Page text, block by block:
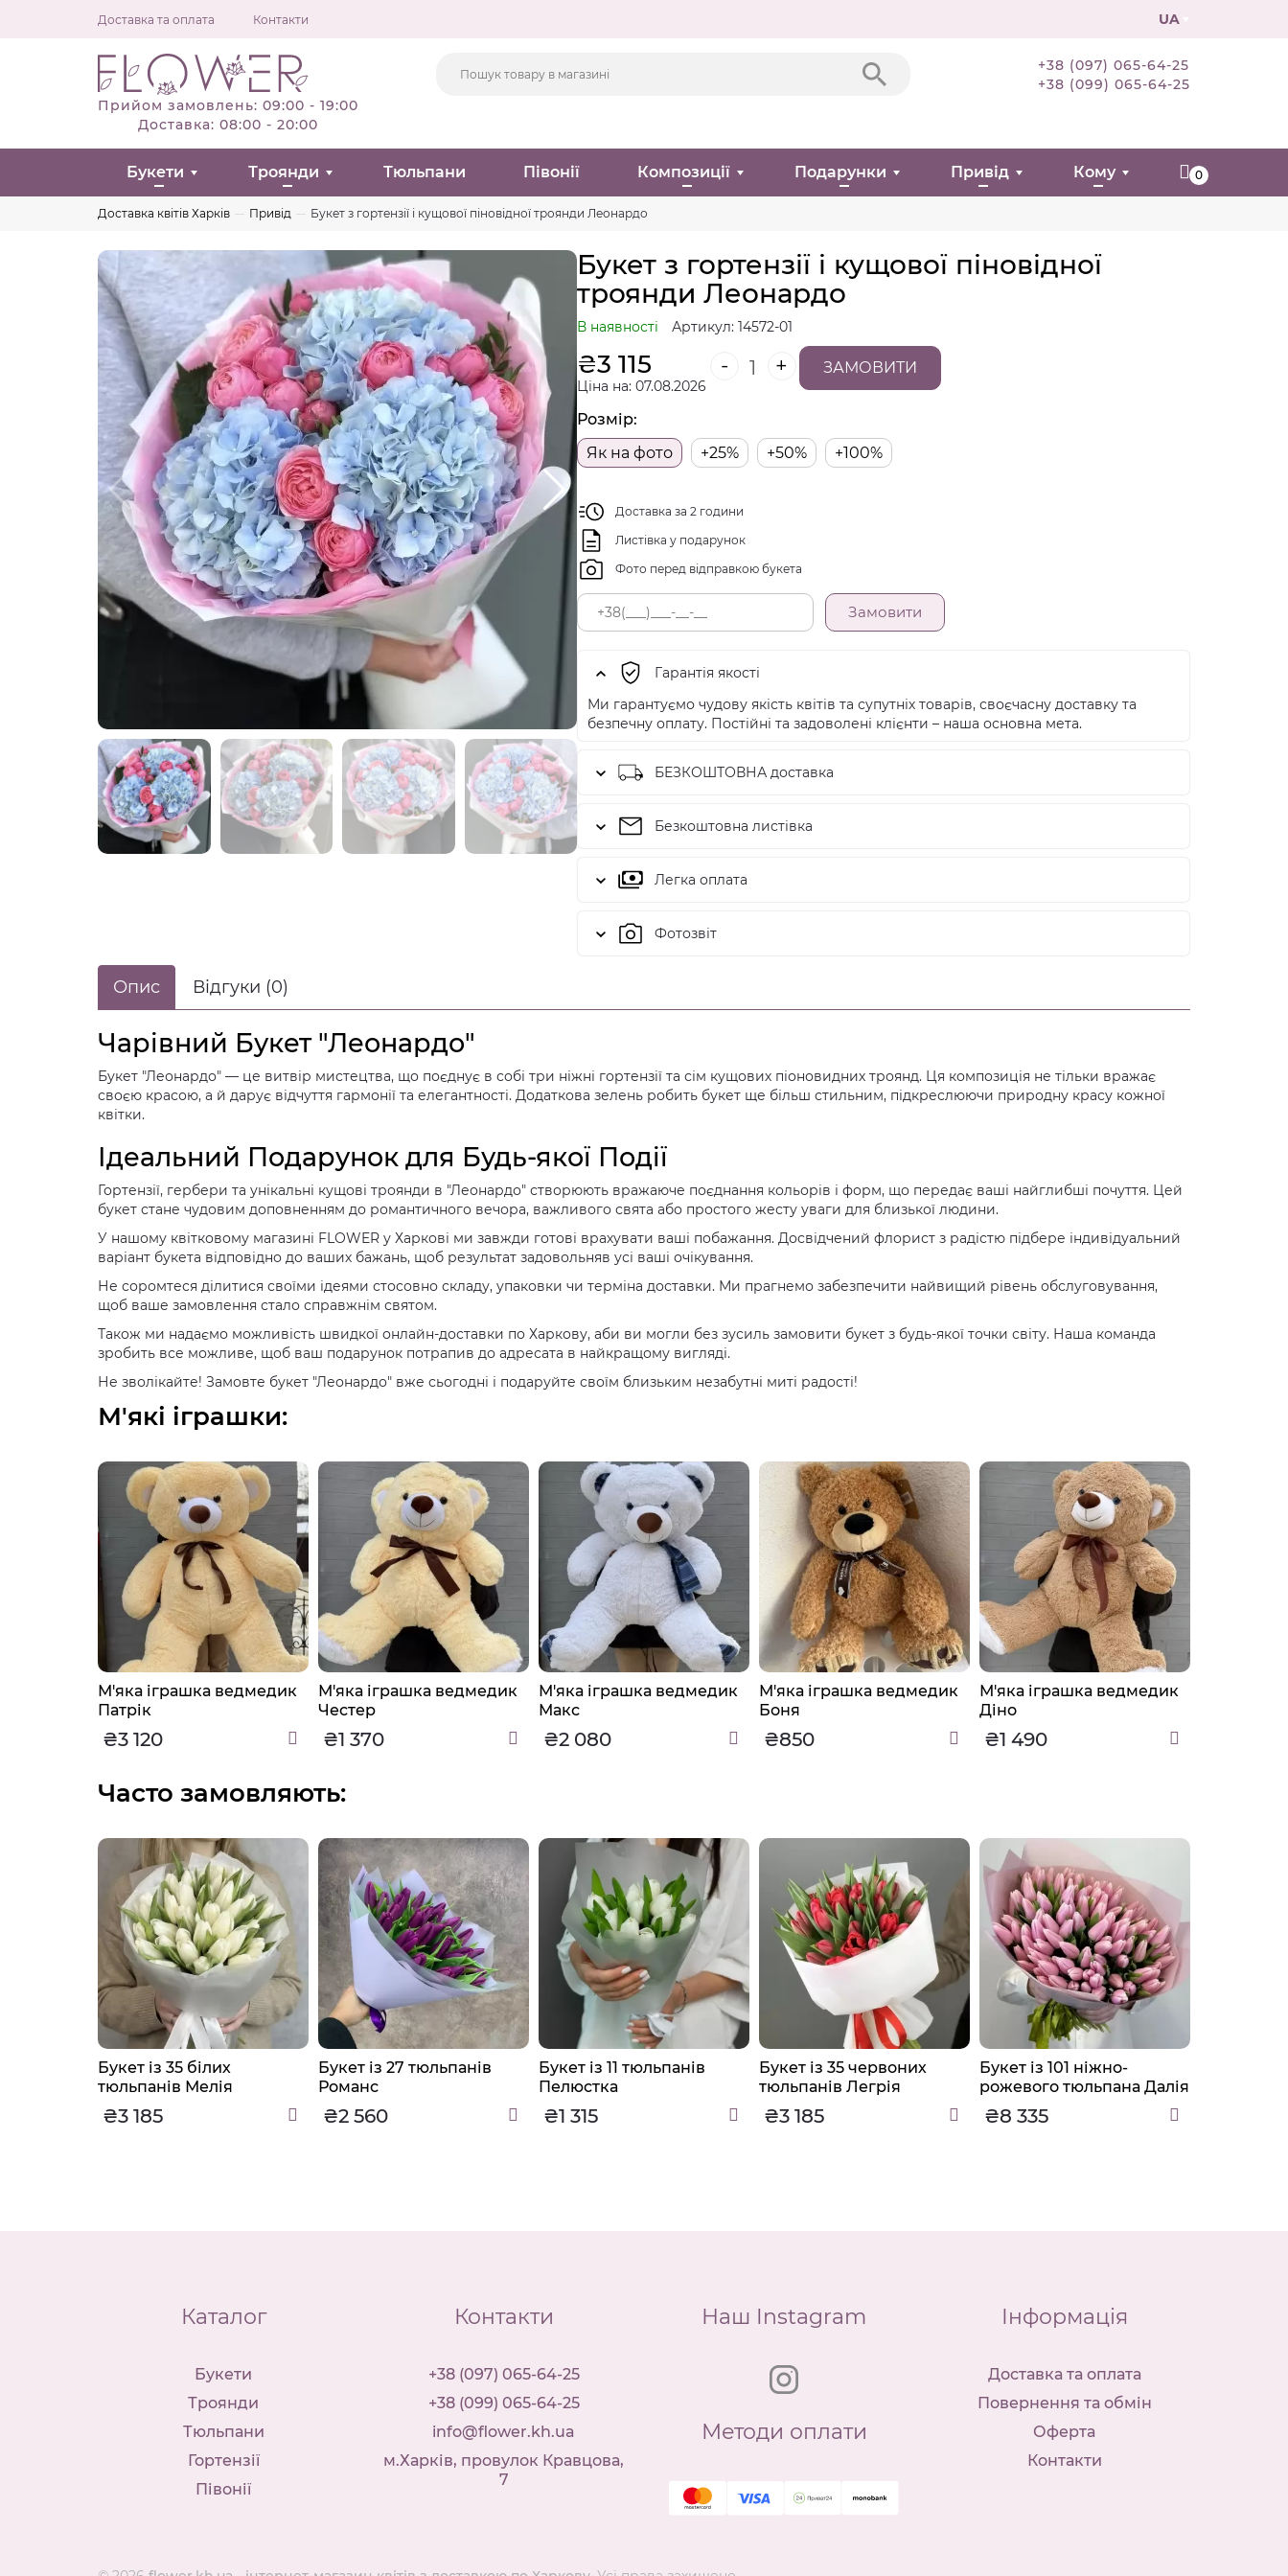
Доставка та оплата Контакти UA
+38 (097) 065-64-25
+38 (099) 065-64-25
Прийом замовлень: 09:00 - 19:00
Доставка: 08:00 - 20:00
Букети Троянди Тюльпани Півонії Композиції Подарунки Привід Кому 0
Доставка квітів Харків Привід Букет з гортензії і кущової піновідної троянди Леонардо
Букет з гортензії і кущової піновідної
троянди Леонардо
В наявності Артикул: 14572-01
₴3 115
Ціна на: 07.08.2026
- + ЗАМОВИТИ
Розмір:
Як на фото
+25% +50% +100%
Доставка за 2 години
Листівка у подарунок
Фото перед відправкою букета
Замовити
Гарантія якості
Ми гарантуємо чудову якість квітів та супутніх товарів, своєчасну доставку та
безпечну оплату. Постійні та задоволені клієнти – наша основна мета.
БЕЗКОШТОВНА доставка
Безкоштовна листівка
Легка оплата
Фотозвіт
Опис Відгуки (0)
Чарівний Букет "Леонардо"
Букет "Леонардо" — це витвір мистецтва, що поєднує в собі три ніжні гортензії та сім кущових піоновидних троянд. Ця композиція не тільки вражає
своєю красою, а й дарує відчуття гармонії та елегантності. Додаткова зелень робить букет ще більш стильним, підкреслюючи природну красу кожної
квітки.
Ідеальний Подарунок для Будь-якої Події
Гортензії, гербери та унікальні кущові троянди в "Леонардо" створюють вражаюче поєднання кольорів і форм, що передає ваші найглибші почуття. Цей
букет стане чудовим доповненням до романтичного вечора, важливого свята або простого жесту уваги для близької людини.
У нашому квітковому магазині FLOWER у Харкові ми завжди готові врахувати ваші побажання. Досвідчений флорист з радістю підбере індивідуальний
варіант букета відповідно до ваших бажань, щоб результат задовольняв усі ваші очікування.
Не соромтеся ділитися своїми ідеями стосовно складу, упаковки чи терміна доставки. Ми прагнемо забезпечити найвищий рівень обслуговування,
щоб ваше замовлення стало справжнім святом.
Також ми надаємо можливість швидкої онлайн-доставки по Харкову, аби ви могли без зусиль замовити букет з будь-якої точки світу. Наша команда
зробить все можливе, щоб ваш подарунок потрапив до адресата в найкращому вигляді.
Не зволікайте! Замовте букет "Леонардо" вже сьогодні і подаруйте своїм близьким незабутні миті радості!
М'які іграшки:
М'яка іграшка ведмедик
Патрік
₴3 120
М'яка іграшка ведмедик
Честер
₴1 370
М'яка іграшка ведмедик
Макс
₴2 080
М'яка іграшка ведмедик
Боня
₴850
М'яка іграшка ведмедик
Діно
₴1 490
Часто замовляють:
Букет із 35 білих
тюльпанів Мелія
₴3 185
Букет із 27 тюльпанів
Романс
₴2 560
Букет із 11 тюльпанів
Пелюстка
₴1 315
Букет із 35 червоних
тюльпанів Легрія
₴3 185
Букет із 101 ніжно-
рожевого тюльпана Далія
₴8 335
Каталог
Букети
Троянди
Тюльпани
Гортензії
Півонії
Контакти
+38 (097) 065-64-25
+38 (099) 065-64-25
info@flower.kh.ua
м.Харків, провулок Кравцова,
7
Наш Instagram
Методи оплати
Інформація
Доставка та оплата
Повернення та обмін
Оферта
Контакти